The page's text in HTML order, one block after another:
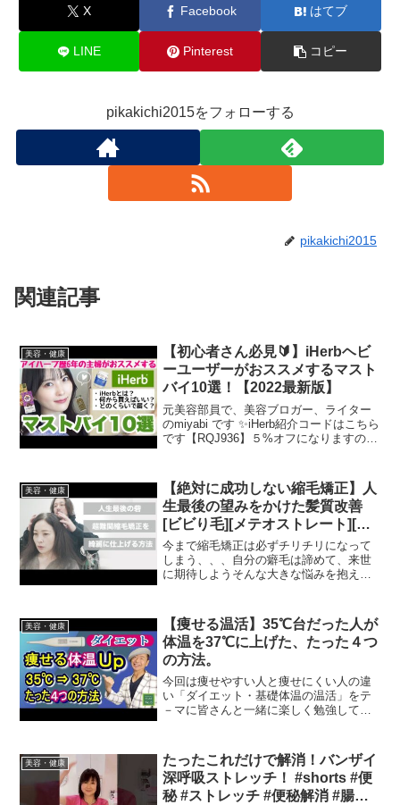
X Facebook はてブ
LINE Pinterest コピー
pikakichi2015をフォローする
pikakichi2015
関連記事
美容・健康
【初心者さん必見🔰】iHerbヘビ
ーユーザーがおススメするマスト
バイ10選！【2022最新版】
元美容部員で、美容ブロガー、ライター
のmiyabi です ‎✨iHerb紹介コードはこちら
です【RQJ936】５%オフになりますので
アルターエコ🌿Whol...
美容・健康
【絶対に成功しない縮毛矯正】人
生最後の望みをかけた髪質改善
[ビビり毛][メテオストレート][美
容室失敗][40代50代髪型]
今まで縮毛矯正は必ずチリチリになって
しまう、、、自分の癖毛は諦めて、来世
に期待しようそんな大きな悩みを抱えた
することができませんでした4月頭には、
ご紹介できると思い...
美容・健康
【痩せる温活】35℃台だった人が
体温を37℃に上げた、たった４つ
の方法。
今回は痩せやすい人と痩せにくい人の違
い「ダイエット・基礎体温の温活」をテ
－マに皆さんと一緒に楽しく勉強してい
エット.健康への影響」「低体温の原因」
「低体温の改善方法とメ...
美容・健康
たったこれだけで解消！バンザイ
深呼吸ストレッチ！ #shorts #便
秘 #ストレッチ #便秘解消 #腸内